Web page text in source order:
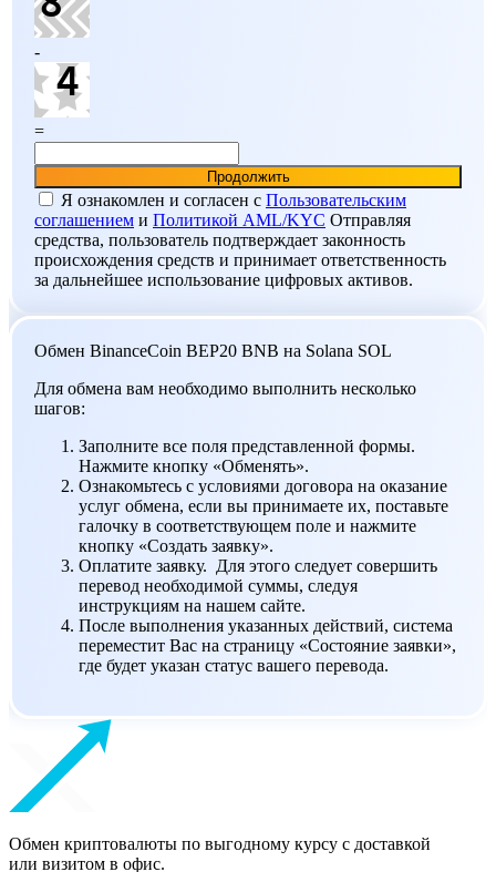
-
=
Я ознакомлен и согласен c Пользовательским
соглашением и Политикой AML/KYC Отправляя
средства, пользователь подтверждает законность
происхождения средств и принимает ответственность
за дальнейшее использование цифровых активов.
Обмен BinanceCoin BEP20 BNB на Solana SOL
Для обмена вам необходимо выполнить несколько
шагов:
Заполните все поля представленной формы.
Нажмите кнопку «Обменять».
Ознакомьтесь с условиями договора на оказание
услуг обмена, если вы принимаете их, поставьте
галочку в соответствующем поле и нажмите
кнопку «Создать заявку».
Оплатите заявку. Для этого следует совершить
перевод необходимой суммы, следуя
инструкциям на нашем сайте.
После выполнения указанных действий, система
переместит Вас на страницу «Состояние заявки»,
где будет указан статус вашего перевода.
Обмен криптовалюты по выгодному курсу с доставкой
или визитом в офис.